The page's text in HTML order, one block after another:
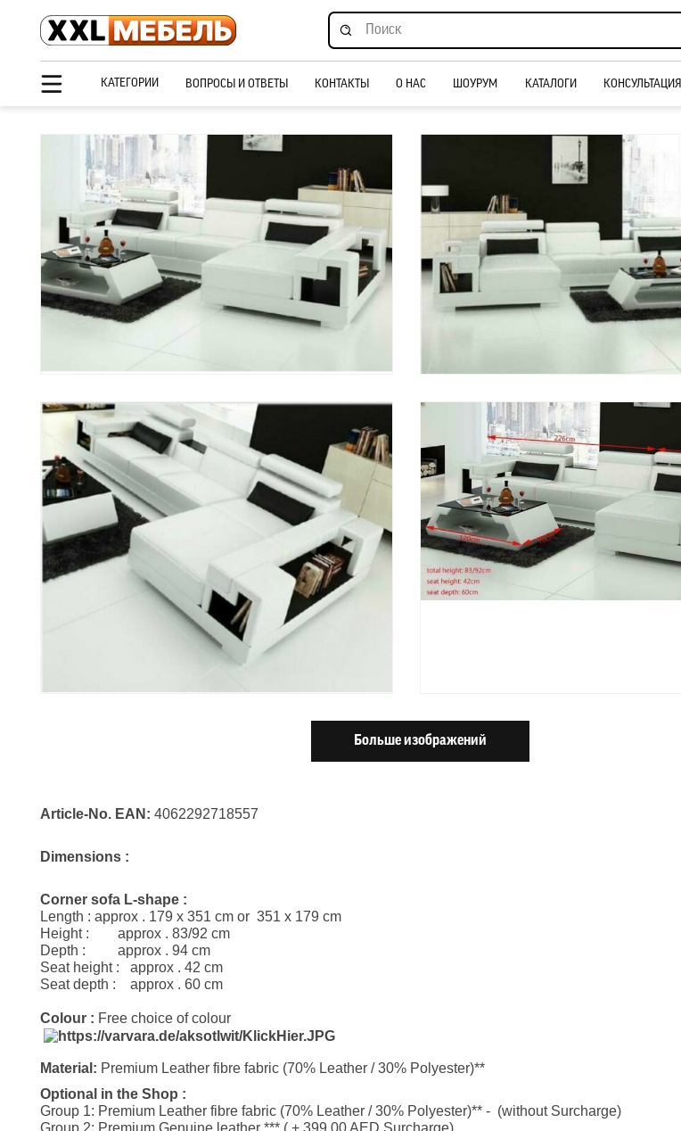
КАТЕГОРИИ ВОПРОСЫ И ОТВЕТЫ КОНТАКТЫ О НАС ШОУРУМ КАТАЛОГИ КОНСУЛЬТАЦИЯ
Больше изображений
Article-No. EAN: 4062292718557
Dimensions :
Corner sofa L-shape :
Length : approx . 179 x 351 cm or 351 x 179 cm
Height : approx . 83/92 cm
Depth : approx . 94 cm
Seat height : approx . 42 cm
Seat depth : approx . 60 cm
Colour : Free choice of colour
Material: Premium Leather fibre fabric (70% Leather / 30% Polyester)**
Optional in the Shop :
Group 1: Premium Leather fibre fabric (70% Leather / 30% Polyester)** - (without Surcharge)
Group 2: Premium Genuine leather *** ( + 399,00 AED Surcharge)